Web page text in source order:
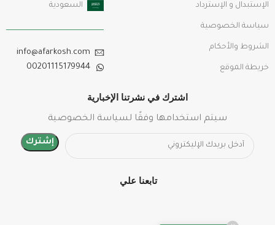
الإستبدال و الإسترداد
سياسة الخصوصية
الشروط والأحكام
خريطة الموقع
السعودية
info@afarkosh.com
00201115179944
اشترك في نشرتنا الإخبارية
سيتم استخدامها وفقًا لسياسة الخصوصية
تابعنا علي